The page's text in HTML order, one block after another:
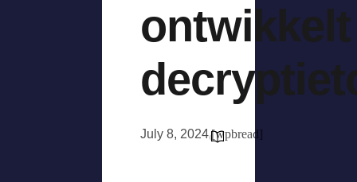
ontwikkelt
July 8, 2024[wpbread]